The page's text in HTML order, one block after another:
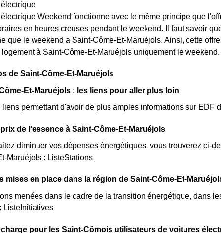
électrique Weekend fonctionne avec le même principe que
en heures creuses pendant le weekend. Il faut savoir
que le weekend a Saint-Côme-Et-Maruéjols. Ainsi, cette
à Saint-Côme-Et-Maruéjols uniquement le weekend.
de Saint-Côme-Et-Maruéjols
Et-Maruéjols : les liens pour aller plus loin
liens permettant d'avoir de plus amples informations sur EDF
de l'essence à Saint-Côme-Et-Maruéjols
diminuer vos dépenses énergétiques, vous trouverez ci-
Maruéjols : ListeStations
mises en place dans la région de Saint-Côme-Et-
menées dans le cadre de la transition énergétique, dans
ListeInitiatives
pour les Saint-Cômois utilisateurs de voitures